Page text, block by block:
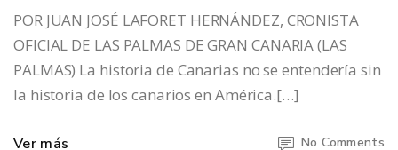
POR JUAN JOSÉ LAFORET HERNÁNDEZ, CRONISTA
OFICIAL DE LAS PALMAS DE GRAN CANARIA (LAS
PALMAS) La historia de Canarias no se entendería sin
la historia de los canarios en América.[…]
Ver más No Comments